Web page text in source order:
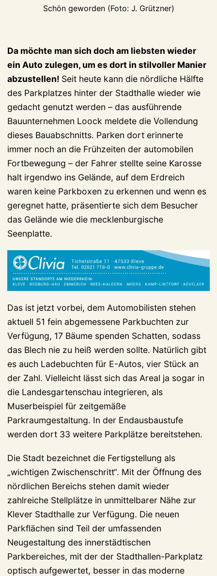
Schön geworden (Foto: J. Grützner)
Da möchte man sich doch am liebsten wieder
ein Auto zulegen, um es dort in stilvoller Manier
abzustellen! Seit heute kann die nördliche Hälfte
des Parkplatzes hinter der Stadthalle wieder wie
gedacht genutzt werden – das ausführende
Bauunternehmen Loock meldete die Vollendung
dieses Bauabschnitts. Parken dort erinnerte
immer noch an die Frühzeiten der automobilen
Fortbewegung – der Fahrer stellte seine Karosse
halt irgendwo ins Gelände, auf dem Erdreich
waren keine Parkboxen zu erkennen und wenn es
geregnet hatte, präsentierte sich dem Besucher
das Gelände wie die mecklenburgische
Seenplatte.
Das ist jetzt vorbei, dem Automobilisten stehen
aktuell 51 fein abgemessene Parkbuchten zur
Verfügung, 17 Bäume spenden Schatten, sodass
das Blech nie zu heiß werden sollte. Natürlich gibt
es auch Ladebuchten für E-Autos, vier Stück an
der Zahl. Vielleicht lässt sich das Areal ja sogar in
die Landesgartenschau integrieren, als
Muserbeispiel für zeitgemäße
Parkraumgestaltung. In der Endausbaustufe
werden dort 33 weitere Parkplätze bereitstehen.
Die Stadt bezeichnet die Fertigstellung als
„wichtigen Zwischenschritt“. Mit der Öffnung des
nördlichen Bereichs stehen damit wieder
zahlreiche Stellplätze in unmittelbarer Nähe zur
Klever Stadthalle zur Verfügung. Die neuen
Parkflächen sind Teil der umfassenden
Neugestaltung des innerstädtischen
Parkbereiches, mit der der Stadthallen-Parkplatz
optisch aufgewertet, besser in das moderne